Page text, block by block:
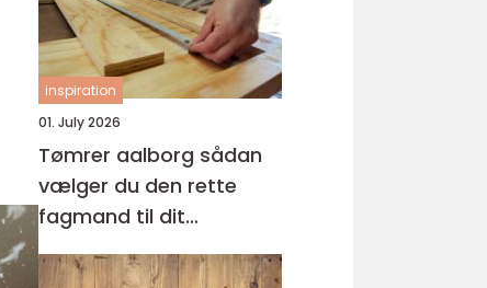
inspiration
01. July 2026
Tømrer aalborg sådan
vælger du den rette
fagmand til dit
byggeprojekt